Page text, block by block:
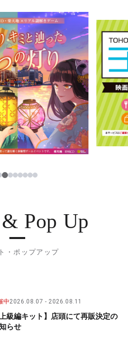
1234567
Pop Up
・ポップアップ
中2026.08.07 2026.08.11
上級編キット】店頭にて再販決定の
らせ